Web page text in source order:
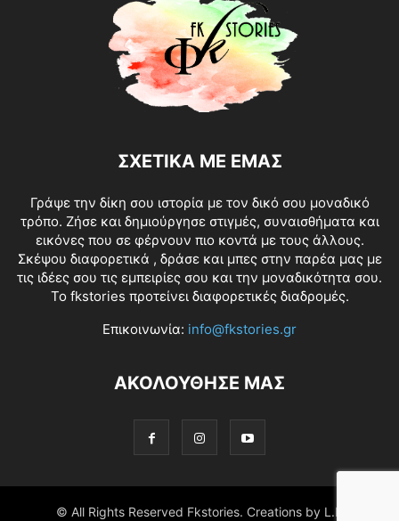
ΣΧΕΤΙΚΑ ΜΕ ΕΜΑΣ
Γράψε την δίκη σου ιστορία με τον δικό σου μοναδικό
τρόπο. Ζήσε και δημιούργησε στιγμές, συναισθήματα και
εικόνες που σε φέρνουν πιο κοντά με τους άλλους.
Σκέψου διαφορετικά , δράσε και μπες στην παρέα μας με
τις ιδέες σου τις εμπειρίες σου και την μοναδικότητα σου.
Το fkstories προτείνει διαφορετικές διαδρομές.
Επικοινωνία: info@fkstories.gr
ΑΚΟΛΟΥΘΗΣΕ ΜΑΣ
© All Rights Reserved Fkstories. Creations by L.K